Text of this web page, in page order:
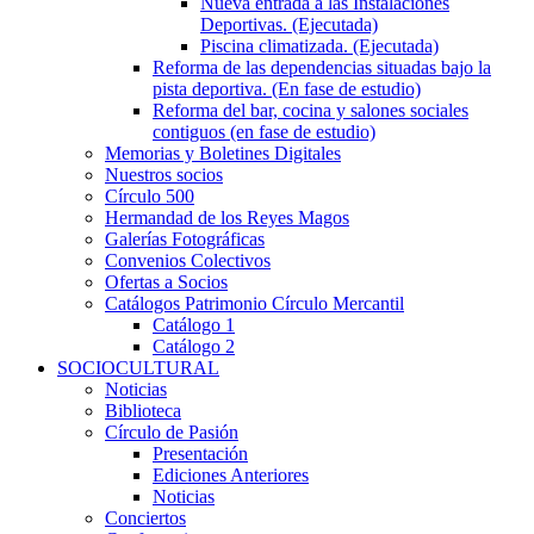
Deportivas. (Ejecutada)
Piscina climatizada. (Ejecutada)
Reforma de las dependencias situadas bajo la
pista deportiva. (En fase de estudio)
Reforma del bar, cocina y salones sociales
contiguos (en fase de estudio)
Memorias y Boletines Digitales
Nuestros socios
Círculo 500
Hermandad de los Reyes Magos
Galerías Fotográficas
Convenios Colectivos
Ofertas a Socios
Catálogos Patrimonio Círculo Mercantil
Catálogo 1
Catálogo 2
SOCIOCULTURAL
Noticias
Biblioteca
Círculo de Pasión
Presentación
Ediciones Anteriores
Noticias
Conciertos